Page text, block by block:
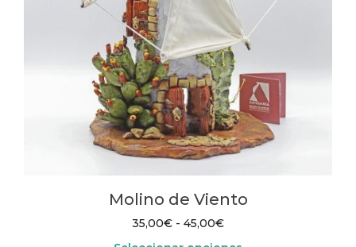
Molino de Viento
35,00€ - 45,00€Rango